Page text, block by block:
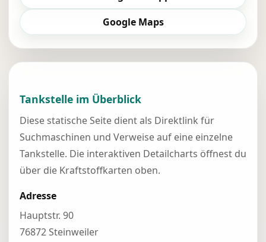
Google Maps
Tankstelle im Überblick
Diese statische Seite dient als Direktlink für
Suchmaschinen und Verweise auf eine einzelne
Tankstelle. Die interaktiven Detailcharts öffnest du
über die Kraftstoffkarten oben.
Adresse
Hauptstr. 90
76872 Steinweiler